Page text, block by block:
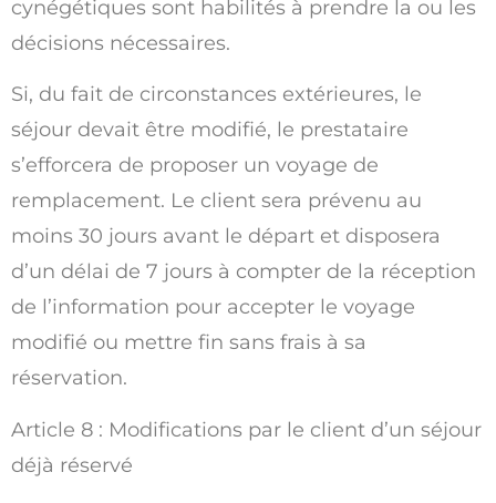
cynégétiques sont habilités à prendre la ou les
décisions nécessaires.
Si, du fait de circonstances extérieures, le
séjour devait être modifié, le prestataire
s’efforcera de proposer un voyage de
remplacement. Le client sera prévenu au
moins 30 jours avant le départ et disposera
d’un délai de 7 jours à compter de la réception
de l’information pour accepter le voyage
modifié ou mettre fin sans frais à sa
réservation.
Article 8 : Modifications par le client d’un séjour
déjà réservé